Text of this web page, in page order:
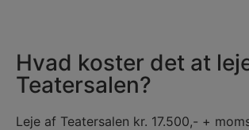
Hvad koster det at
Teatersalen?
Leje af Teatersalen kr. 17.500,- +